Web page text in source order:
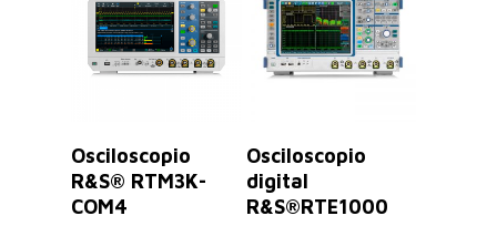
Osciloscopio
R&S® RTM3K-
COM4
Seleccionar
Opciones
Osciloscopio
digital
R&S®RTE1000